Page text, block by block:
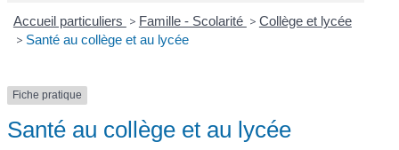
Accueil particuliers > Famille - Scolarité > Collège et lycée
> Santé au collège et au lycée
Fiche pratique
Santé au collège et au lycée